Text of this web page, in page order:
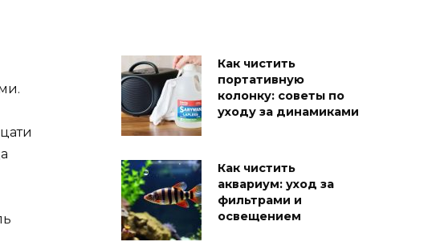
Как чистить
портативную
колонку: советы по
уходу за динамиками
Как чистить
аквариум: уход за
фильтрами и
освещением